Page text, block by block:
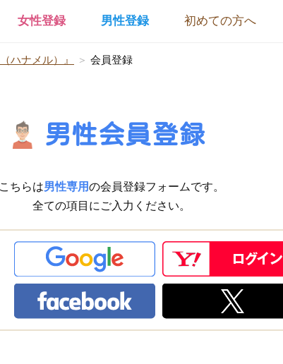
女性登録 男性登録 初めての方へ
ハナメル）』 ＞ 会員登録
男性会員登録
こちらは男性専用の会員登録フォームです。
全ての項目にご入力ください。